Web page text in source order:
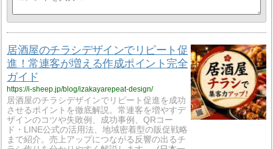
居酒屋のチラシデザインでリピート促
進！常連客が増える作成ポイント完全
ガイド
https://i-sheep.jp/blog/izakayarepeat-design/
居酒屋のチラシデザインでリピート促進を成功
させるポイントを徹底解説。常連客を増やすデ
ザインのコツや失敗例、成功事例、QRコー
ド・LINE公式の活用法、地域密着型の販促戦略
まで紹介。売上アップにつながる反響の出るチ